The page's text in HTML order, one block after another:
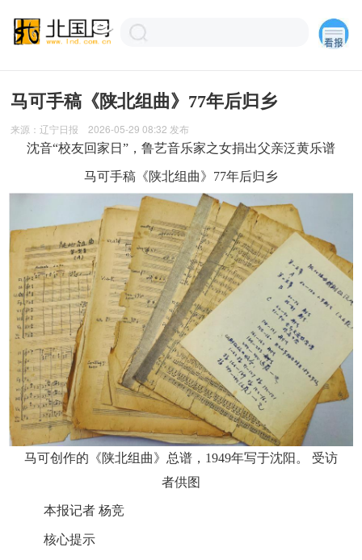
马可手稿《陕北组曲》77年后归乡
来源：辽宁日报 2026-05-29 08:32 发布
沈音“校友回家日”，鲁艺音乐家之女捐出父亲泛黄乐谱
马可手稿《陕北组曲》77年后归乡
马可创作的《陕北组曲》总谱，1949年写于沈阳。 受访
者供图
本报记者 杨竞
核心提示